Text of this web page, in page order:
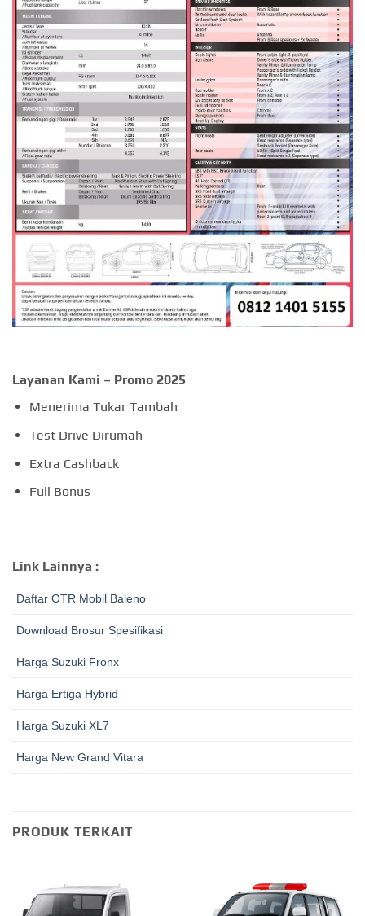
Layanan Kami – Promo 2025
Menerima Tukar Tambah
Test Drive Dirumah
Extra Cashback
Full Bonus
Link Lainnya :
Daftar OTR Mobil Baleno
Download Brosur Spesifikasi
Harga Suzuki Fronx
Harga Ertiga Hybrid
Harga Suzuki XL7
Harga New Grand Vitara
PRODUK TERKAIT